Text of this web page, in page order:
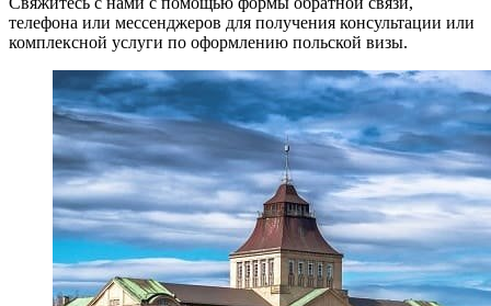
телефона или мессенджеров для получения консультации или
комплексной услуги по оформлению польской визы.